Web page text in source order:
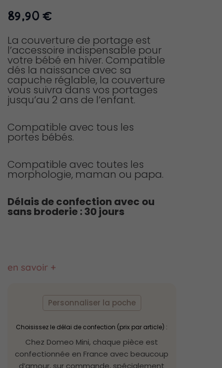
89,90 €
La couverture de portage est
l’accessoire indispensable pour
votre bébé en hiver. Compatible
dés la naissance avec sa
capuche réglable, la couverture
vous suivra dans vos portages
jusqu’au 2 ans de l’enfant.
Compatible avec tous les
portes bébés.
Compatible avec toutes les
morphologie, maman ou papa.
Délais de confection avec ou
sans broderie : 30 jours
en savoir +
Personnaliser la poche
Choisissez le délai de confection (prix par article) :
Chez Domeo Mini, chaque pièce est
confectionnée en France avec beaucoup
de
Couverture
portage
moumoute
rose